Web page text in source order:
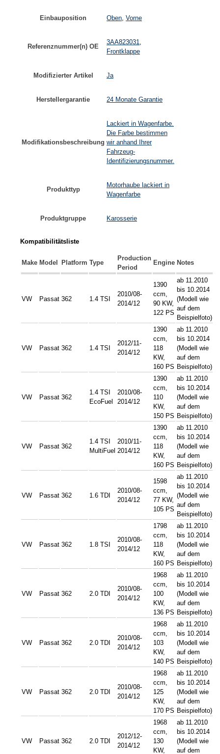
Einbauposition Oben, Vorne
Referenznummer(n) OE
3AA823031,
Frontklappe
Modifizierter Artikel Ja
Herstellergarantie 24 Monate Garantie
Modifikationsbeschreibung
Lackiert in Wagenfarbe.
Die Farbe bestimmen
wir anhand Ihrer
Fahrzeug-
Identifizierungsnummer.
Produkttyp
Motorhaube lackiert in
Wagenfarbe
Produktgruppe Karosserie
Kompatibilitätsliste
Make Model Platform Type
Production
Period
Engine Notes
VW Passat 362 1.4 TSI
2010/08-
2014/12
1390
ccm,
90 KW,
122 PS
ab 11.2010
bis 10.2014
(Modell wie
auf dem
Beispielfoto)
VW Passat 362 1.4 TSI
2012/11-
2014/12
1390
ccm,
118
KW,
160 PS
ab 11.2010
bis 10.2014
(Modell wie
auf dem
Beispielfoto)
VW Passat 362
1.4 TSI
EcoFuel
2010/08-
2014/12
1390
ccm,
110
KW,
150 PS
ab 11.2010
bis 10.2014
(Modell wie
auf dem
Beispielfoto)
VW Passat 362
1.4 TSI
MultiFuel
2010/11-
2014/12
1390
ccm,
118
KW,
160 PS
ab 11.2010
bis 10.2014
(Modell wie
auf dem
Beispielfoto)
VW Passat 362 1.6 TDI
2010/08-
2014/12
1598
ccm,
77 KW,
105 PS
ab 11.2010
bis 10.2014
(Modell wie
auf dem
Beispielfoto)
VW Passat 362 1.8 TSI
2010/08-
2014/12
1798
ccm,
118
KW,
160 PS
ab 11.2010
bis 10.2014
(Modell wie
auf dem
Beispielfoto)
VW Passat 362 2.0 TDI
2010/08-
2014/12
1968
ccm,
100
KW,
136 PS
ab 11.2010
bis 10.2014
(Modell wie
auf dem
Beispielfoto)
VW Passat 362 2.0 TDI
2010/08-
2014/12
1968
ccm,
103
KW,
140 PS
ab 11.2010
bis 10.2014
(Modell wie
auf dem
Beispielfoto)
VW Passat 362 2.0 TDI
2010/08-
2014/12
1968
ccm,
125
KW,
170 PS
ab 11.2010
bis 10.2014
(Modell wie
auf dem
Beispielfoto)
VW Passat 362 2.0 TDI
2012/12-
2014/12
1968
ccm,
130
KW,
ab 11.2010
bis 10.2014
(Modell wie
auf dem